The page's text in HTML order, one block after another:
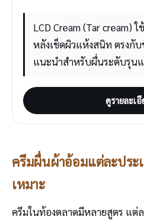
LCD Cream (Tar cream)
หลังเช็ดผิวแห้งสนิท ตรงกั
แนะนำสำหรับผื่นระดับรุนแ
ดูรายละเ
ครีมผื่นผ้าอ้อมแต่ละประ
เหมาะ
ครีมในท้องตลาดมีหลายสูตร แต่